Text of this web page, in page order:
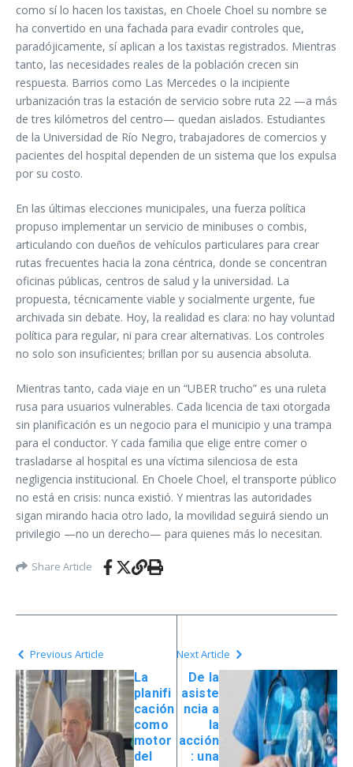
como sí lo hacen los taxistas, en Choele Choel su nombre se
ha convertido en una fachada para evadir controles que,
paradójicamente, sí aplican a los taxistas registrados. Mientras
tanto, las necesidades reales de la población crecen sin
respuesta. Barrios como Las Mercedes o la incipiente
urbanización tras la estación de servicio sobre ruta 22 —a más
de tres kilómetros del centro— quedan aislados. Estudiantes
de la Universidad de Río Negro, trabajadores de comercios y
pacientes del hospital dependen de un sistema que los expulsa
por su costo.
En las últimas elecciones municipales, una fuerza política
propuso implementar un servicio de minibuses o combis,
articulando con dueños de vehículos particulares para crear
rutas frecuentes hacia la zona céntrica, donde se concentran
oficinas públicas, centros de salud y la universidad. La
propuesta, técnicamente viable y socialmente urgente, fue
archivada sin debate. Hoy, la realidad es clara: no hay voluntad
política para regular, ni para crear alternativas. Los controles
no solo son insuficientes; brillan por su ausencia absoluta.
Mientras tanto, cada viaje en un “UBER trucho” es una ruleta
rusa para usuarios vulnerables. Cada licencia de taxi otorgada
sin planificación es un negocio para el municipio y una trampa
para el conductor. Y cada familia que elige entre comer o
trasladarse al hospital es una víctima silenciosa de esta
negligencia institucional. En Choele Choel, el transporte público
no está en crisis: nunca existió. Y mientras las autoridades
sigan mirando hacia otro lado, la movilidad seguirá siendo un
privilegio —no un derecho— para quienes más lo necesitan.
Share Article
Previous Article
La
planifi
cación
como
motor
del
Next Article
De la
asiste
ncia a
la
acción
: una